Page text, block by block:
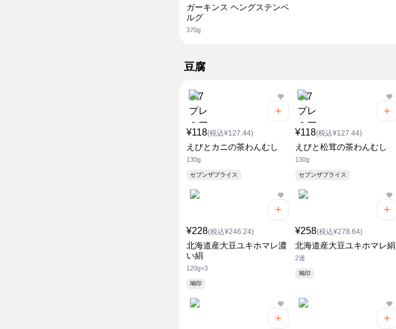
ガーキンス ヘングステンベ
ルグ
370g
豆腐
¥118(税込¥127.44)
えびとカニの茶わんむし
130g
セブンザプライス
¥118(税込¥127.44)
えびと松茸の茶わんむし
130g
セブンザプライス
¥228(税込¥246.24)
北海道産大豆ユキホマレ濃
い絹
120g×3
鳩印
¥258(税込¥278.64)
北海道産大豆ユキホマレ絹
2連
鳩印